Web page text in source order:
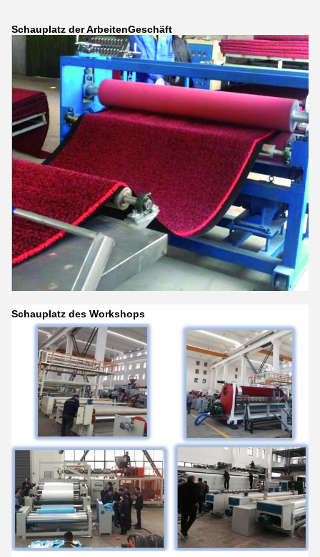
Schauplatz der ArbeitenGeschäft
Schauplatz des Workshops